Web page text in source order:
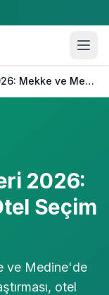
Umre Otelleri Rehberi 2026: Mekke ve Medine Otel Seçim Kılavuzu
2026:
Seçim
ve Medine'de
otel